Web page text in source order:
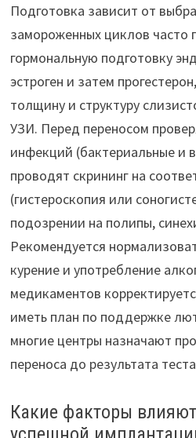
Подготовка зависит от
замороженных циклов часто
гормональную подготовку
эстроген и затем
толщину и структуру
УЗИ. Перед переносом
инфекций (бактериальные и
проводят скрининг на
(гистероскопия или
подозрении на полипы,
Рекомендуется
курение и употребление
медикаментов
иметь план по поддержке
многие центры назначают
переноса до результата
Какие факторы